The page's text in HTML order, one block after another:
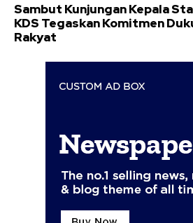
Sambut Kunjungan Kepala
KDS Tegaskan Komitmen
Rakyat